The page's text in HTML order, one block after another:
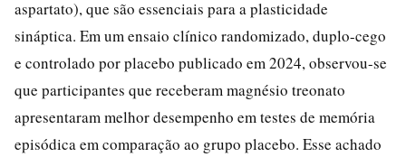
aspartato), que são essenciais para a plasticidade
sináptica. Em um ensaio clínico randomizado, duplo-cego
e controlado por placebo publicado em 2024, observou-se
que participantes que receberam magnésio treonato
apresentaram melhor desempenho em testes de memória
episódica em comparação ao grupo placebo. Esse achado